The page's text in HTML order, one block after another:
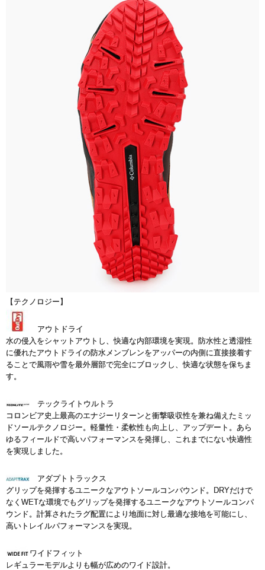
【テクノロジー】
アウトドライ
水の侵入をシャットアウトし、快適な内部環境を実現。防水性と透湿性
に優れたアウトドライの防水メンブレンをアッパーの内側に直接接着す
ることで風雨や雪を最外層部で完全にブロックし、快適な状態を保ちま
す。
テックライトウルトラ
コロンビア史上最高のエナジーリターンと衝撃吸収性を兼ね備えたミッ
ドソールテクノロジー。軽量性・柔軟性も向上し、アップデート。あら
ゆるフィールドで高いパフォーマンスを発揮し、これまでにない快適性
を実現しました。
アダプトトラックス
グリップを発揮するユニークなアウトソールコンバウンド。DRYだけで
なくWETな環境でもグリップを発揮するユニークなアウトソールコンパ
ウンド。計算されたラグ配置により地面に対し最適な接地を可能にし、
高いトレイルパフォーマンスを実現。
ワイドフィット
レギュラーモデルよりも幅が広めのワイド設計。